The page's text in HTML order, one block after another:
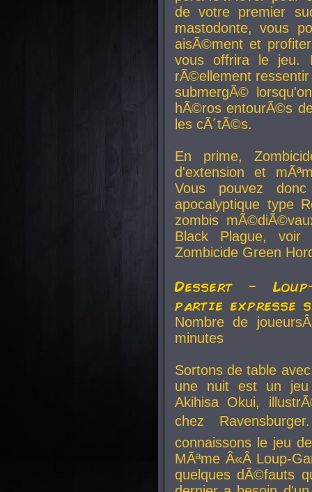
de votre premier
mastodonte, vous
aisÃ©ment et
vous offrira le jeu.
rÃ©ellement
submergÃ©
hÃ©ros entourÃ©s
les cÃ´tÃ©s.
En prime,
d'extension et
Vous pouvez
apocalyptique type
zombis
Black Plague,
Zombicide Green
Dessert -
partie expresse
Nombre de
minutes
Sortons de table
une nuit est un
Akihisa Okui,
chez
connaissons le jeu
MÃªme Â«Â Loup-
quelques dÃ©fauts